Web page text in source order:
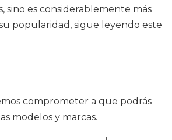
sino es considerablemente más
popularidad, sigue leyendo este
comprometer a que podrás
modelos y marcas.